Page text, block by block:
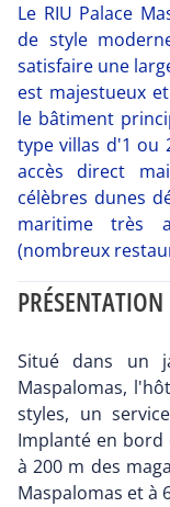
Le RIU Palace
de style
satisfaire une
est majestueux
le bâtiment
type villas d'1 ou
accès direct
célèbres dunes
maritime très
(nombreux
PRÉSENTATION
Situé dans un
Maspalomas,
styles, un
Implanté en bord
à 200 m des
Maspalomas et à